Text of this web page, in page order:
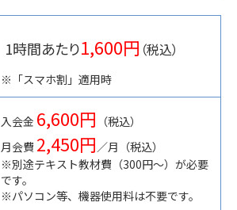
1時間あたり1,600円 （税込）
※「スマホ割」適用時
入会金 6,600円 （税込）
月会費 2,450円／月（税込）
※別途テキスト教材費（300円〜）が必要
です。
※パソコン等、機器使用料は不要です。